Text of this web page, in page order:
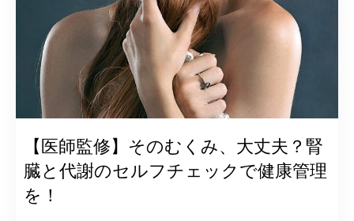
【医師監修】そのむくみ、大丈夫？腎
臓と代謝のセルフチェックで健康管理
を！